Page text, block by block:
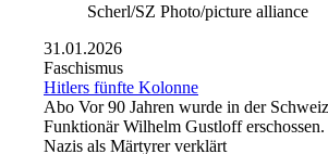
Scherl/SZ Photo/picture alliance
31.01.2026
Faschismus
Hitlers fünfte Kolonne
Abo Vor 90 Jahren wurde in der
Funktionär Wilhelm Gustloff
Nazis als Märtyrer verklärt